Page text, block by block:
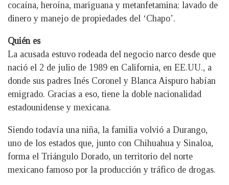
cocaína, heroína, mariguana y metanfetamina; lavado de
dinero y manejo de propiedades del ‘Chapo’.
Quién es
La acusada estuvo rodeada del negocio narco desde que
nació el 2 de julio de 1989 en California, en EE.UU., a
donde sus padres Inés Coronel y Blanca Aispuro habían
emigrado. Gracias a eso, tiene la doble nacionalidad
estadounidense y mexicana.
Siendo todavía una niña, la familia volvió a Durango,
uno de los estados que, junto con Chihuahua y Sinaloa,
forma el Triángulo Dorado, un territorio del norte
mexicano famoso por la producción y tráfico de drogas.